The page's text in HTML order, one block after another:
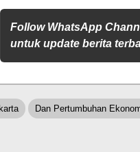
Follow WhatsApp
untuk update berita
Dan Pertumbuhan